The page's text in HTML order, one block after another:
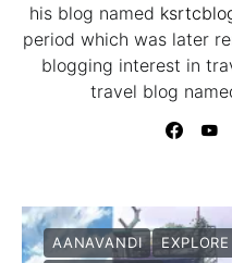
his blog named
period which was later
blogging interest in
travel blog
AANAVANDI EXPLORE